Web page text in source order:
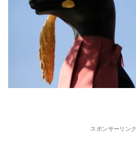
スポンサーリンク